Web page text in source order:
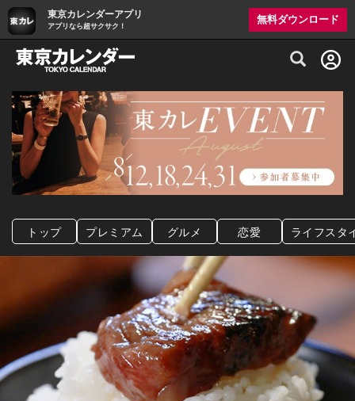
東京カレンダーアプリ
アプリなら超サクサク！
無料ダウンロード
グルメ情報・プレミアムレストラン予約
トップ プレミアム グルメ 恋愛 ライフスタ